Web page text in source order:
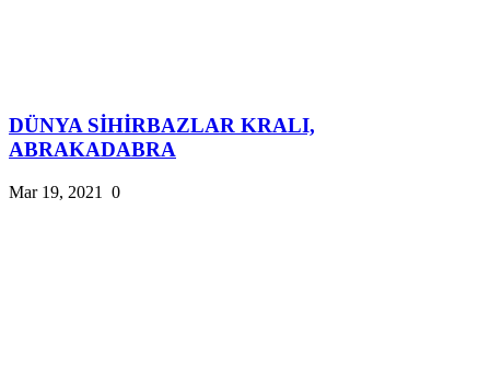
DÜNYA SİHİRBAZLAR KRALI,
ABRAKADABRA
Mar 19, 2021 0